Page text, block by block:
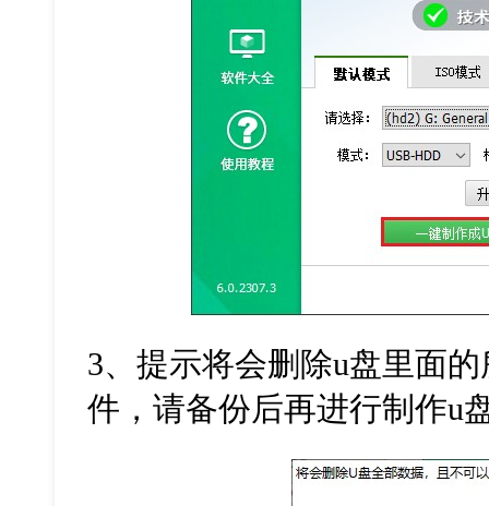
3、提示将会删除u盘里面
件，请备份后再进行制作u